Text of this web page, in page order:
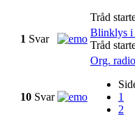
Tråd
1 Svar
Blinklys i
Tråd
10 Svar
Org.
1
2